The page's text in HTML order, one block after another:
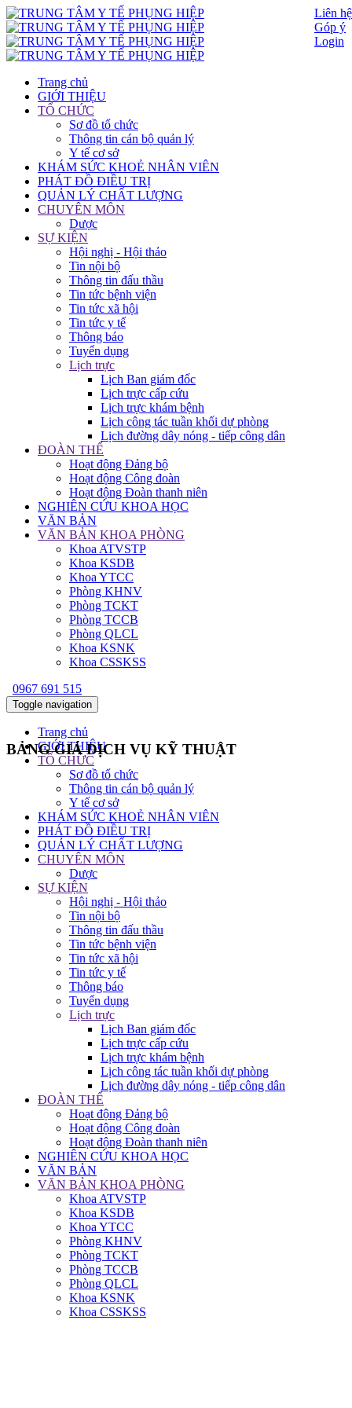
Liên hệ
Góp ý
Login
Trang chủ
GIỚI THIỆU
TỔ CHỨC
Sơ đồ tổ chức
Thông tin cán bộ quản lý
Y tế cơ sở
KHÁM SỨC KHOẺ NHÂN VIÊN
PHÁT ĐỒ ĐIỀU TRỊ
QUẢN LÝ CHẤT LƯỢNG
CHUYÊN MÔN
Dược
SỰ KIỆN
Hội nghị - Hội thảo
Tin nội bộ
Thông tin đấu thầu
Tin tức bệnh viện
Tin tức xã hội
Tin tức y tế
Thông báo
Tuyển dụng
Lịch trực
Lịch Ban giám đốc
Lịch trực cấp cứu
Lịch trực khám bệnh
Lịch công tác tuần khối dự phòng
Lịch đường dây nóng - tiếp công dân
ĐOÀN THỂ
Hoạt động Đảng bộ
Hoạt động Công đoàn
Hoạt động Đoàn thanh niên
NGHIÊN CỨU KHOA HỌC
VĂN BẢN
VĂN BẢN KHOA PHÒNG
Khoa ATVSTP
Khoa KSDB
Khoa YTCC
Phòng KHNV
Phòng TCKT
Phòng TCCB
Phòng QLCL
Khoa KSNK
Khoa CSSKSS
0967 691 515
Toggle navigation
Trang chủ
GIỚI THIỆU
TỔ CHỨC
Sơ đồ tổ chức
Thông tin cán bộ quản lý
Y tế cơ sở
KHÁM SỨC KHOẺ NHÂN VIÊN
PHÁT ĐỒ ĐIỀU TRỊ
QUẢN LÝ CHẤT LƯỢNG
CHUYÊN MÔN
Dược
SỰ KIỆN
Hội nghị - Hội thảo
Tin nội bộ
Thông tin đấu thầu
Tin tức bệnh viện
Tin tức xã hội
Tin tức y tế
Thông báo
Tuyển dụng
Lịch trực
Lịch Ban giám đốc
Lịch trực cấp cứu
Lịch trực khám bệnh
Lịch công tác tuần khối dự phòng
Lịch đường dây nóng - tiếp công dân
ĐOÀN THỂ
Hoạt động Đảng bộ
Hoạt động Công đoàn
Hoạt động Đoàn thanh niên
NGHIÊN CỨU KHOA HỌC
VĂN BẢN
VĂN BẢN KHOA PHÒNG
Khoa ATVSTP
Khoa KSDB
Khoa YTCC
Phòng KHNV
Phòng TCKT
Phòng TCCB
Phòng QLCL
Khoa KSNK
Khoa CSSKSS
BẢNG GIÁ DỊCH VỤ KỸ THUẬT